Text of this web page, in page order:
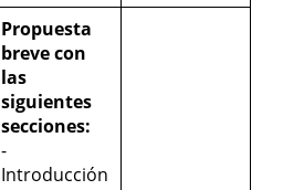
Propuesta
breve con
las
siguientes
secciones:
-
Introducción